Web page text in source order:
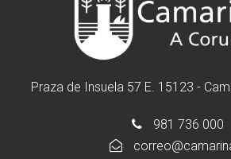
Praza de Insuela 57 E. 15123 -
981 736 000